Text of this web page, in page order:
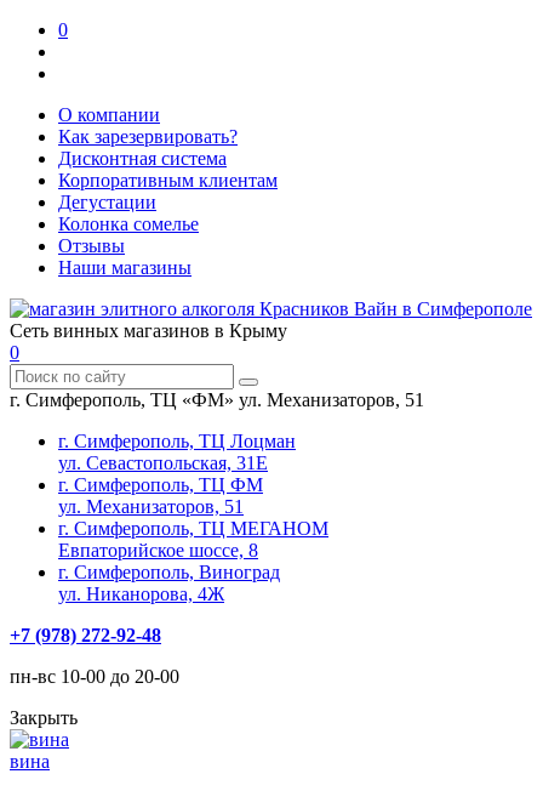
0
О компании
Как зарезервировать?
Дисконтная система
Корпоративным клиентам
Дегустации
Колонка сомелье
Отзывы
Наши магазины
Сеть винных магазинов в Крыму
0
г. Симферополь, ТЦ «ФМ» ул. Механизаторов, 51
г. Симферополь, ТЦ Лоцман
ул. Севастопольская, 31Е
г. Симферополь, ТЦ ФМ
ул. Механизаторов, 51
г. Симферополь, ТЦ МЕГАНОМ
Евпаторийское шоссе, 8
г. Симферополь, Виноград
ул. Никанорова, 4Ж
+7 (978) 272-92-48
пн-вс 10-00 до 20-00
Закрыть
вина